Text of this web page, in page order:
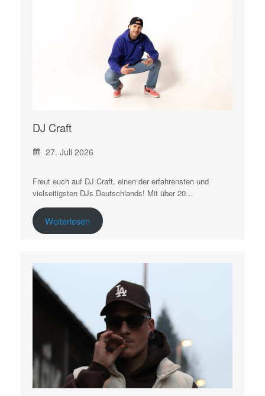
DJ Craft
27. Juli 2026
Freut euch auf DJ Craft, einen der erfahrensten und
vielseitigsten DJs Deutschlands! Mit über 20…
Weiterlesen